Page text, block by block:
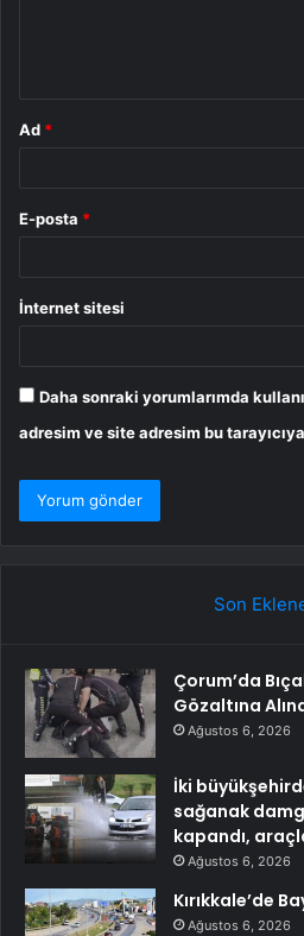
Ad *
E-posta *
İnternet sitesi
Daha sonraki yorumlarımda
adresim ve site adresim bu
Son
Çorum’da
Gözaltına
Ağustos 6, 2026
İki
sağanak
kapandı,
Ağustos 6, 2026
Kırıkkale’de
Ağustos 6, 2026